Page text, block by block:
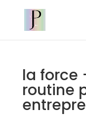
la force
routine